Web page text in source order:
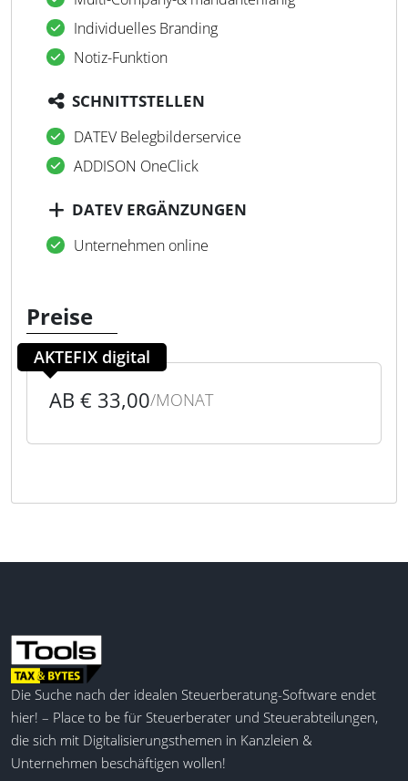
Individuelles Branding
Notiz-Funktion
SCHNITTSTELLEN
DATEV Belegbilderservice
ADDISON OneClick
DATEV ERGÄNZUNGEN
Unternehmen online
Preise
AKTEFIX digital
AB € 33,00/MONAT
Die Suche nach der idealen Steuerberatung-Software endet
hier! – Place to be für Steuerberater und Steuerabteilungen,
die sich mit Digitalisierungsthemen in Kanzleien &
Unternehmen beschäftigen wollen!